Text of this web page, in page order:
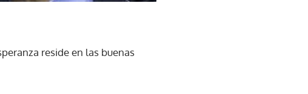
reside en las buenas